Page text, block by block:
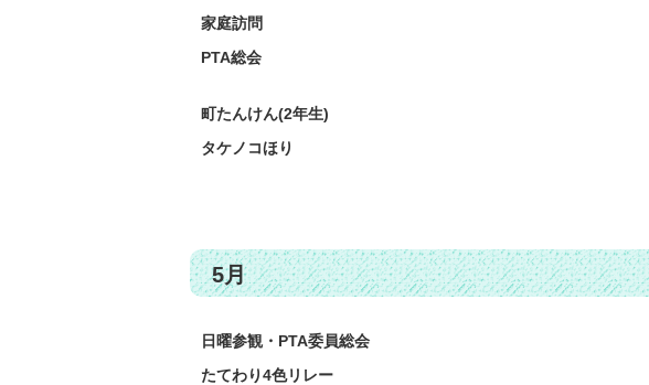
家庭訪問
PTA総会
町たんけん(2年生)
タケノコほり
5月
日曜参観・PTA委員総会
たてわり4色リレー